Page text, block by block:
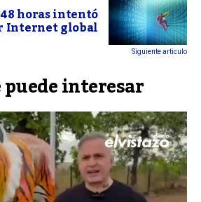
horas intentó
Internet global
Siguiente articulo
interesar